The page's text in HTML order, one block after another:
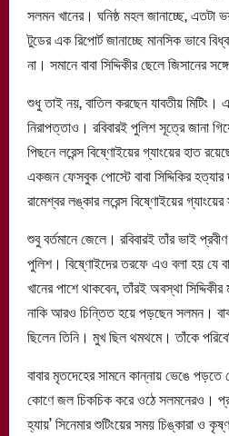
সলমন খানের। ঘনিষ্ঠ মহল জানাচ্ছে, এতটা
টুডের এক রিপোর্ট জানাচ্ছে মানসিক ভাবে
না। সমানে বাবা সিদ্দিকীর ছেলে জিসানের
শুধু তাই নয়, বাতিল করছেন যাবতীয় মিটিং।
নিরাপত্তাও। রবিবারই পুলিশ সূত্রে জানা
পিছনে লরেন্স বিষ্ণোইয়ের গ্যাংয়ের হাত
একজন ফেসবুক পোস্টে বাবা সিদ্দিকির
রামেশ্বর লঙ্কার লরেন্স বিষ্ণোইয়ের
শুবু বর্তমানে জেলে। রবিবারই তাঁর ভাই
পুলিশ। বিষ্ণোইদের তরফে এও বলা হয় যে
খানের পাশে থাকবেন, তাঁরই অবস্থা
নাকি আরও চিন্তিত হয়ে পড়ছেন সলমন।
ছিলেন তিনি। মুখ ছিল থমথমে। তাঁকে
বাবার মৃতদেহের সামনে কান্নায় ভেঙে
কোণে জল চিকচিক করে ওঠে সলমনেরও।
হ্যায়’ সিনেমার শুটিংয়ের সময় চিঙ্কারা ও